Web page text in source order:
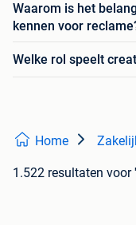
Waarom is het
kennen voor
Welke rol speelt
Home
1.522 resultaten voor